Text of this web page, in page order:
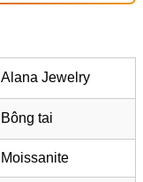
Alana Jewelry
Bông tai
Moissanite